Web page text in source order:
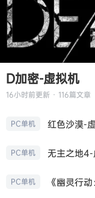
D加密-虚拟机
16小时前更新 · 116篇文章
PC单机
PC单机
PC单机